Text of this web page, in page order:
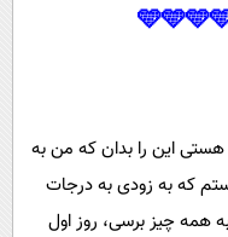
این را بدان که من به
که به زودی به درجات
همه چیز برسی، روز اول